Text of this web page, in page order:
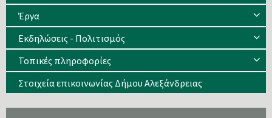
Έργα
Εκδηλώσεις - Πολιτισμός
Τοπικές πληροφορίες
Στοιχεία επικοινωνίας Δήμου Αλεξάνδρειας